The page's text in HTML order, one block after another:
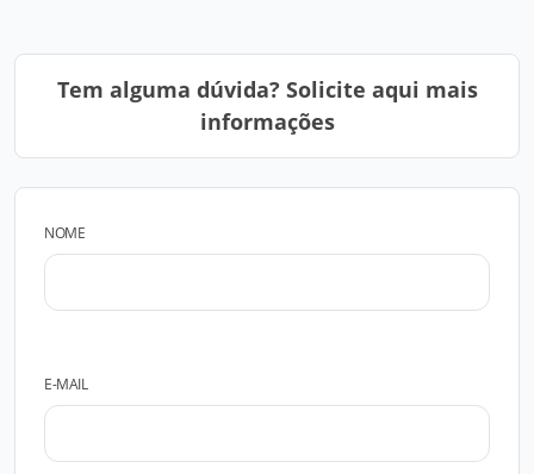
Tem alguma dúvida? Solicite aqui mais
informações
NOME
E-MAIL